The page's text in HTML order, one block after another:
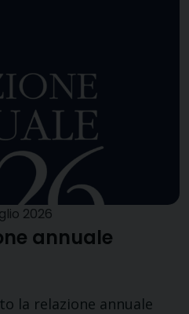
2026
annuale
la relazione annuale